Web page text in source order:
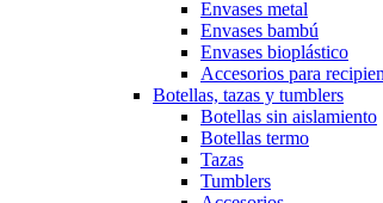
Envases metal
Envases bambú
Envases bioplástico
Accesorios para
Botellas, tazas y tumblers
Botellas sin aislamiento
Botellas termo
Tazas
Tumblers